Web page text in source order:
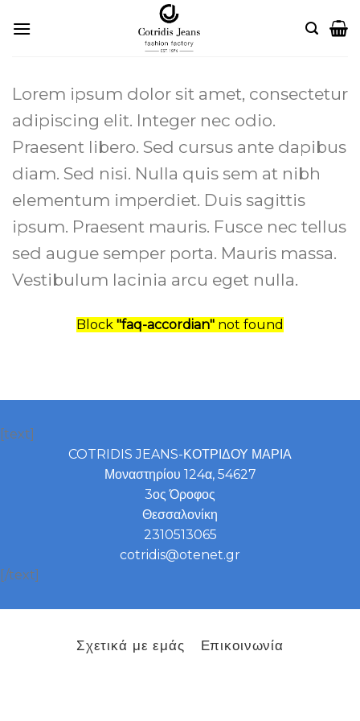
Lorem ipsum dolor sit amet, consectetur
adipiscing elit. Integer nec odio.
Praesent libero. Sed cursus ante dapibus
diam. Sed nisi. Nulla quis sem at nibh
elementum imperdiet. Duis sagittis
ipsum. Praesent mauris. Fusce nec tellus
sed augue semper porta. Mauris massa.
Vestibulum lacinia arcu eget nulla.
Block "faq-accordian" not found
[text]
COTRIDIS JEANS-ΚΟΤΡΙΔΟΥ ΜΑΡΙΑ
Μοναστηρίου 124α, 54627
3ος Όροφος
Θεσσαλονίκη
2310513065
cotridis@otenet.gr
[/text]
Σχετικά με εμάς Επικοινωνία